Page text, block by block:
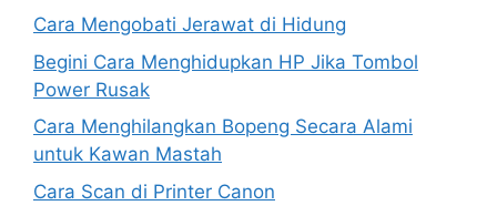
Cara Mengobati Jerawat di Hidung
Begini Cara Menghidupkan HP Jika Tombol
Power Rusak
Cara Menghilangkan Bopeng Secara Alami
untuk Kawan Mastah
Cara Scan di Printer Canon